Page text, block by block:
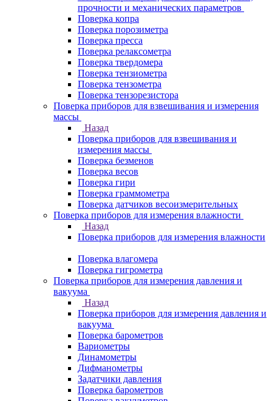
прочности и механических параметров
Поверка копра
Поверка порозиметра
Поверка пресса
Поверка релаксометра
Поверка твердомера
Поверка тензиометра
Поверка тензометра
Поверка тензорезистора
Поверка приборов для взвешивания и измерения
массы
Назад
Поверка приборов для взвешивания и
измерения массы
Поверка безменов
Поверка весов
Поверка гири
Поверка граммометра
Поверка датчиков весоизмерительных
Поверка приборов для измерения влажности
Назад
Поверка приборов для измерения влажности
Поверка влагомера
Поверка гигрометра
Поверка приборов для измерения давления и
вакуума
Назад
Поверка приборов для измерения давления и
вакуума
Поверка барометров
Вариометры
Динамометры
Дифманометры
Задатчики давления
Поверка барометров